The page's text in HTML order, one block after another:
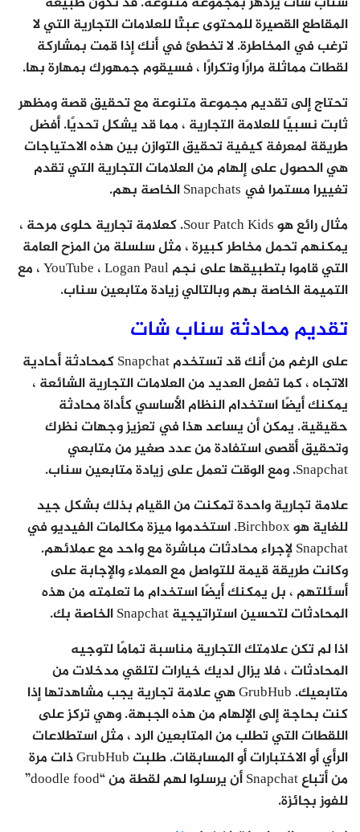
المقاطع القصيرة للمحتوى عبثًا للعلامات التجارية التي لا
ترغب في المخاطرة. لا تخطئ في أنك إذا قمت بمشاركة
لقطات مماثلة مرارًا وتكرارًا ، فسيقوم جمهورك بمهارة بها.
تحتاج إلى تقديم مجموعة متنوعة مع تحقيق قصة ومظهر
ثابت نسبيًا للعلامة التجارية ، مما قد يشكل تحديًا. أفضل
طريقة لمعرفة كيفية تحقيق التوازن بين هذه الاحتياجات
هي الحصول على إلهام من العلامات التجارية التي تقدم
تغييرا مستمرا في Snapchats الخاصة بهم.
مثال رائع هو Sour Patch Kids. كعلامة تجارية حلوى مرحة ،
يمكنهم تحمل مخاطر كبيرة ، مثل سلسلة من المزح العامة
التي قاموا بتطبيقها على نجم YouTube ، Logan Paul ، مع
التميمة الخاصة بهم وبالتالي زيادة متابعين سناب.
تقديم محادثة سناب شات
على الرغم من أنك قد تستخدم Snapchat كمحادثة أحادية
الاتجاه ، كما تفعل العديد من العلامات التجارية الشائعة ،
يمكنك أيضًا استخدام النظام الأساسي كأداة محادثة
حقيقية. يمكن أن يساعد هذا في تعزيز وجهات نظرك
وتحقيق أقصى استفادة من عدد صغير من متابعي
Snapchat. ومع الوقت تعمل على زيادة متابعين سناب.
علامة تجارية واحدة تمكنت من القيام بذلك بشكل جيد
للغاية هو Birchbox. استخدموا ميزة مكالمات الفيديو في
Snapchat لإجراء محادثات مباشرة مع واحد مع عملائهم.
وكانت طريقة قيمة للتواصل مع العملاء والإجابة على
أسئلتهم ، بل يمكنك أيضًا استخدام ما تعلمته من هذه
المحادثات لتحسين استراتيجية Snapchat الخاصة بك.
اذا لم تكن علامتك التجارية مناسبة تمامًا لتوجيه
المحادثات ، فلا يزال لديك خيارات لتلقي مدخلات من
متابعيك. GrubHub هي علامة تجارية يجب مشاهدتها إذا
كنت بحاجة إلى الإلهام من هذه الجبهة. وهي تركز على
اللقطات التي تطلب من المتابعين الرد ، مثل استطلاعات
الرأي أو الاختبارات أو المسابقات. طلبت GrubHub ذات مرة
من أتباع Snapchat أن يرسلوا لهم لقطة من “doodle food”
للفوز بجائزة.